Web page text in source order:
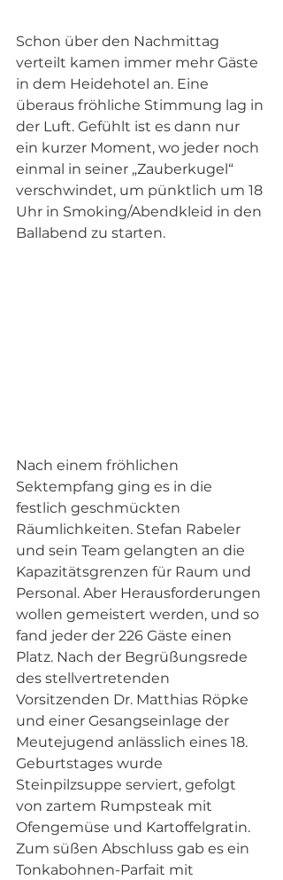
Schon über den Nachmittag
verteilt kamen immer mehr Gäste
in dem Heidehotel an. Eine
überaus fröhliche Stimmung lag in
der Luft. Gefühlt ist es dann nur
ein kurzer Moment, wo jeder noch
einmal in seiner „Zauberkugel“
verschwindet, um pünktlich um 18
Uhr in Smoking/Abendkleid in den
Ballabend zu starten.
Nach einem fröhlichen
Sektempfang ging es in die
festlich geschmückten
Räumlichkeiten. Stefan Rabeler
und sein Team gelangten an die
Kapazitätsgrenzen für Raum und
Personal. Aber Herausforderungen
wollen gemeistert werden, und so
fand jeder der 226 Gäste einen
Platz. Nach der Begrüßungsrede
des stellvertretenden
Vorsitzenden Dr. Matthias Röpke
und einer Gesangseinlage der
Meutejugend anlässlich eines 18.
Geburtstages wurde
Steinpilzsuppe serviert, gefolgt
von zartem Rumpsteak mit
Ofengemüse und Kartoffelgratin.
Zum süßen Abschluss gab es ein
Tonkabohnen-Parfait mit